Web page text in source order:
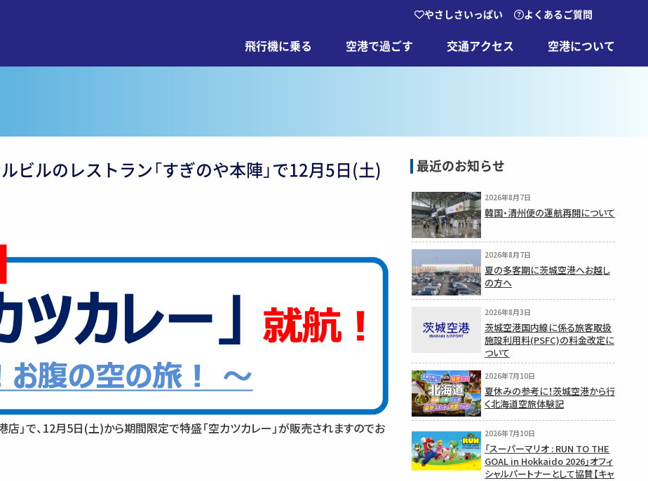
やさしさいっぱい よくあるご質問
飛行機に乗る 空港で過ごす 交通アクセス 空港について
ビルのレストラン「すぎのや本陣」で12月5日(土)
店」で、12月5日(土)から期間限定で特盛「空カツカレー」が販売されますのでお
最近のお知らせ
2026年8月7日
韓国・清州便の運航再開について
2026年8月7日
夏の多客期に茨城空港へお越し
の方へ
2026年8月3日
茨城空港国内線に係る旅客取扱
施設利用料(PSFC)の料金改定に
ついて
2026年7月10日
夏休みの参考に！茨城空港から行
く北海道空旅体験記
2026年7月10日
「スーパーマリオ : RUN TO THE
GOAL in Hokkaido 2026」オフィ
シャルパートナーとして協賛【キャ